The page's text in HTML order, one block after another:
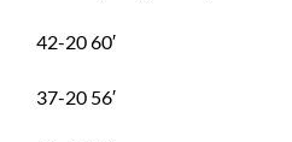
42-20 60′
37-20 56′